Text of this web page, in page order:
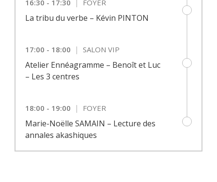
16:30 - 17:30 | FOYER
La tribu du verbe – Kévin PINTON
17:00 - 18:00 | SALON VIP
Atelier Ennéagramme – Benoît et Luc
– Les 3 centres
18:00 - 19:00 | FOYER
Marie-Noëlle SAMAIN – Lecture des
annales akashiques